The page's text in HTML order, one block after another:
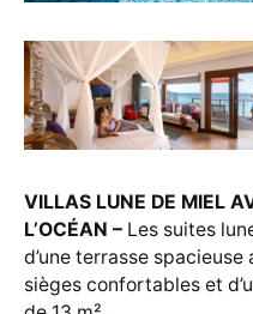
VILLAS LUNE DE MIEL
L’OCÉAN – Les suites
d’une terrasse
sièges confortables et